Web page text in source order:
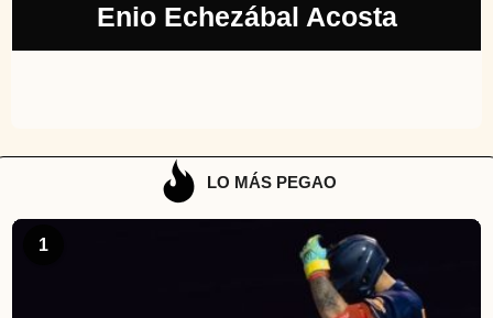
Enio Echezábal Acosta
LO MÁS PEGAO
1